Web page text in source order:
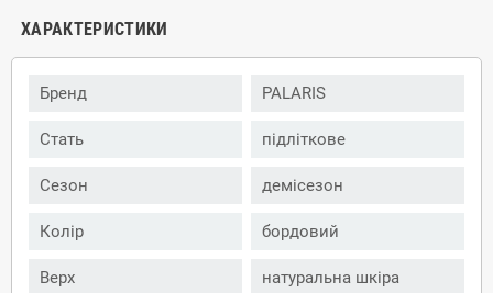
ХАРАКТЕРИСТИКИ
Бренд PALARIS
Стать підліткове
Сезон демісезон
Колір бордовий
Верх натуральна шкіра